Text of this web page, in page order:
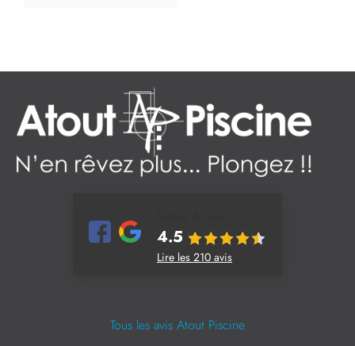
4.5
Lire les 210 avis
Tous les avis Atout Piscine